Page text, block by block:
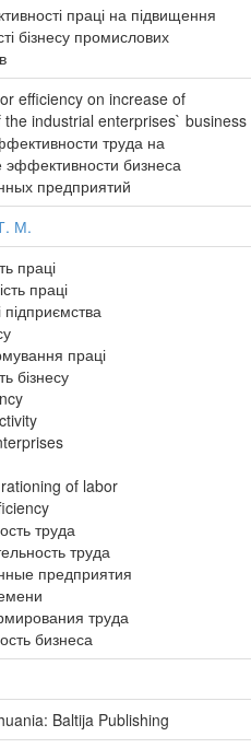
праці на підвищення
бізнесу промислових
efficiency on increase of
the industrial enterprises` business
труда на
бизнеса
предприятий
М.
праці
праці
праці
бізнесу
of labor
труда
труда
предприятия
труда
бизнеса
Baltija Publishing